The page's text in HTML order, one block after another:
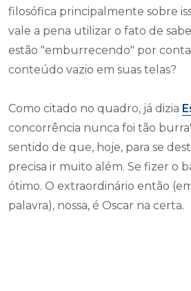
filosófica principalmente sobre
vale a pena utilizar o fato de
estão "emburrecendo" por conta
conteúdo vazio em suas telas?
Como citado no quadro, já dizia
concorrência nunca foi tão
sentido de que, hoje, para se
precisa ir muito além. Se fizer o
ótimo. O extraordinário então
palavra), nossa, é Oscar na certa.